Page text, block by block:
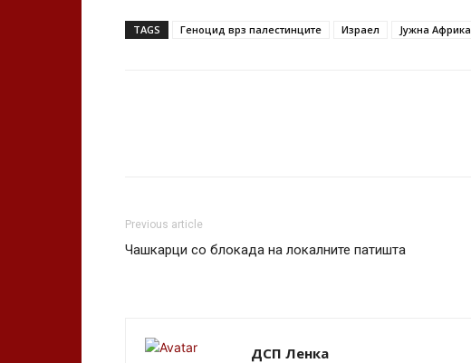
TAGS Геноцид врз палестинците Израел Јужна Африка
Previous article
Чашкарци со блокада на локалните патишта
ДСП Ленка